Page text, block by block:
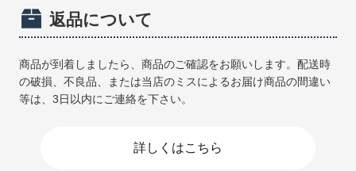
返品について
商品が到着しましたら、商品のご確認をお願いします。配送時
の破損、不良品、または当店のミスによるお届け商品の間違い
等は、3日以内にご連絡を下さい。
詳しくはこちら